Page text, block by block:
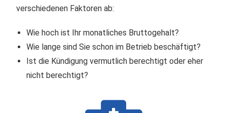
verschiedenen Faktoren ab:
Wie hoch ist Ihr monatliches Bruttogehalt?
Wie lange sind Sie schon im Betrieb beschäftigt?
Ist die Kündigung vermutlich berechtigt oder eher
nicht berechtigt?